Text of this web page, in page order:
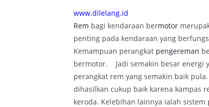
www.dilelang.id
Rem bagi kendaraan bermotor
penting pada kendaraan yang
Kemampuan perangkat pengereman
bermotor. Jadi semakin besar energi
perangkat rem yang semakin baik
dihasilkan cukup baik karena kampas
keroda. Kelebihan lainnya ialah